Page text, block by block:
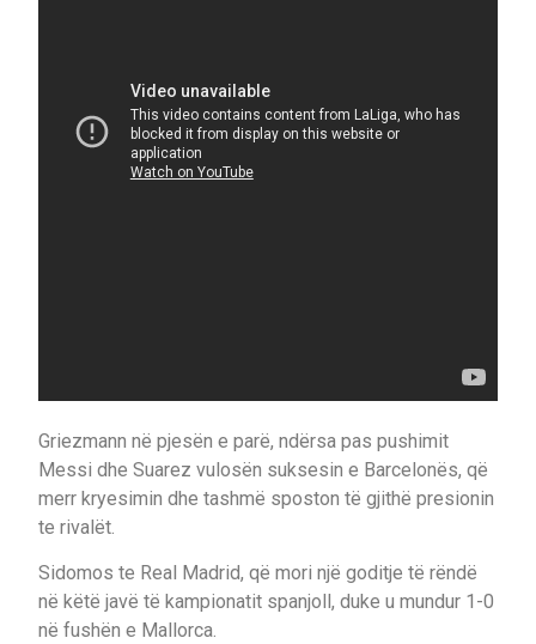
Griezmann në pjesën e parë, ndërsa pas pushimit
Messi dhe Suarez vulosën suksesin e Barcelonës, që
merr kryesimin dhe tashmë sposton të gjithë presionin
te rivalët.
Sidomos te Real Madrid, që mori një goditje të rëndë
në këtë javë të kampionatit spanjoll, duke u mundur 1-0
në fushën e Mallorca.